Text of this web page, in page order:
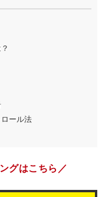
ール法
グはこちら／